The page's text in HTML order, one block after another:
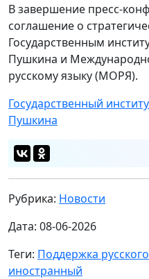
В завершение пресс-
соглашение о
Государственным
Пушкина и
русскому языку (МОРЯ).
Государственный
Пушкина
Рубрика: Новости
Дата: 08-06-2026
Теги: Поддержка
иностранный